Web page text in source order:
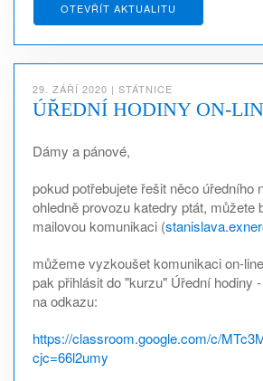
OTEVŘÍT AKTUALITU
29. ZÁŘÍ 2020 | STÁTNICE
ÚŘEDNÍ HODINY ON-
Dámy a pánové,
pokud potřebujete řešit něco úředního
ohledně provozu katedry ptát, můžete
mailovou komunikaci (
můžeme vyzkoušet komunikaci on-
pak přihlásit do "kurzu" Úřední hodiny
na odkazu:
https://classroom.google.com/c/
cjc=66l2umy